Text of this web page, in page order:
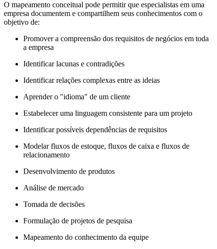
O mapeamento conceitual pode permitir que especialistas em uma
empresa documentem e compartilhem seus conhecimentos com o
objetivo de:
Promover a compreensão dos requisitos de negócios em toda
a empresa
Identificar lacunas e contradições
Identificar relações complexas entre as ideias
Aprender o "idioma" de um cliente
Estabelecer uma linguagem consistente para um projeto
Identificar possíveis dependências de requisitos
Modelar fluxos de estoque, fluxos de caixa e fluxos de
relacionamento
Desenvolvimento de produtos
Análise de mercado
Tomada de decisões
Formulação de projetos de pesquisa
Mapeamento do conhecimento da equipe